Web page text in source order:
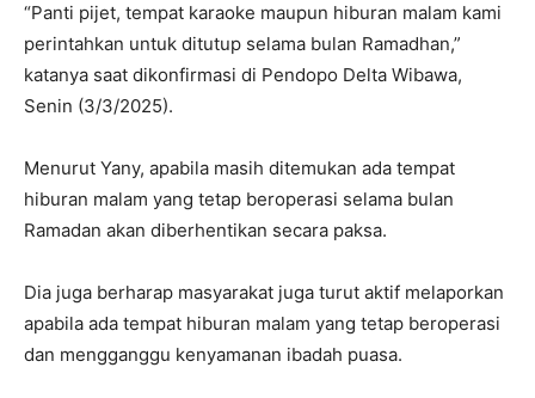
“Panti pijet, tempat karaoke maupun hiburan malam kami
perintahkan untuk ditutup selama bulan Ramadhan,”
katanya saat dikonfirmasi di Pendopo Delta Wibawa,
Senin (3/3/2025).
Menurut Yany, apabila masih ditemukan ada tempat
hiburan malam yang tetap beroperasi selama bulan
Ramadan akan diberhentikan secara paksa.
Dia juga berharap masyarakat juga turut aktif melaporkan
apabila ada tempat hiburan malam yang tetap beroperasi
dan mengganggu kenyamanan ibadah puasa.